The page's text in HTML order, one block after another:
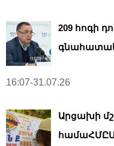
209 հոգի
16:07-31.07.26
Արցախի